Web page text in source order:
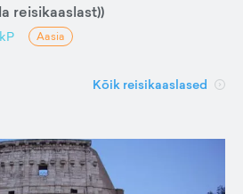
reisikaaslast))
Aasia
Kõik reisikaaslased